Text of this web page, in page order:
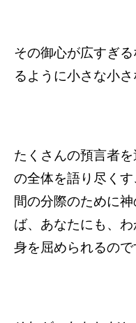
その御心が広すぎ
るように小さな小さ
たくさんの預言者
の全体を語り尽く
間の分際のために
ば、あなたにも、
身を屈められるので